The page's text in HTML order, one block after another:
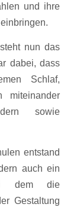
und ihre
nun das
dabei, dass
Schlaf,
miteinander
sowie
entstand
auch ein
dem die
Gestaltung